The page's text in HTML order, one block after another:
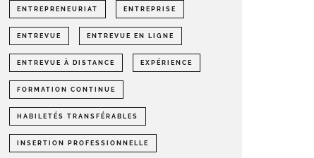
ENTREPRENEURIAT ENTREPRISE
ENTREVUE ENTREVUE EN LIGNE
ENTREVUE À DISTANCE EXPÉRIENCE
FORMATION CONTINUE
HABILETÉS TRANSFÉRABLES
INSERTION PROFESSIONNELLE